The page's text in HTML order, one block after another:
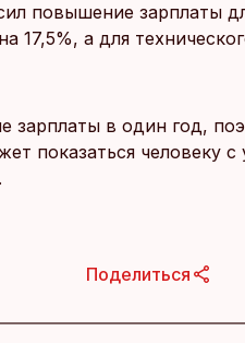
повышение зарплаты
17,5%, а для
зарплаты в один год,
показаться человеку с
Поделиться